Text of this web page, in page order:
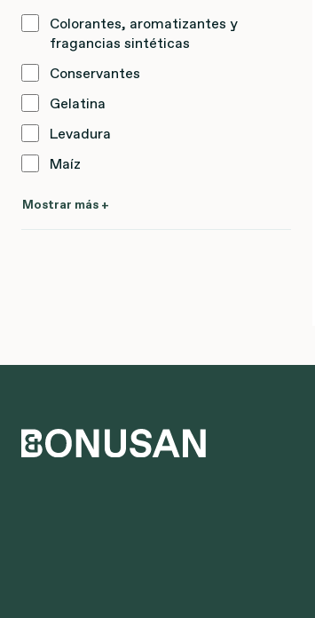
Colorantes, aromatizantes y
fragancias sintéticas
Conservantes
Gelatina
Levadura
Maíz
Mostrar más +